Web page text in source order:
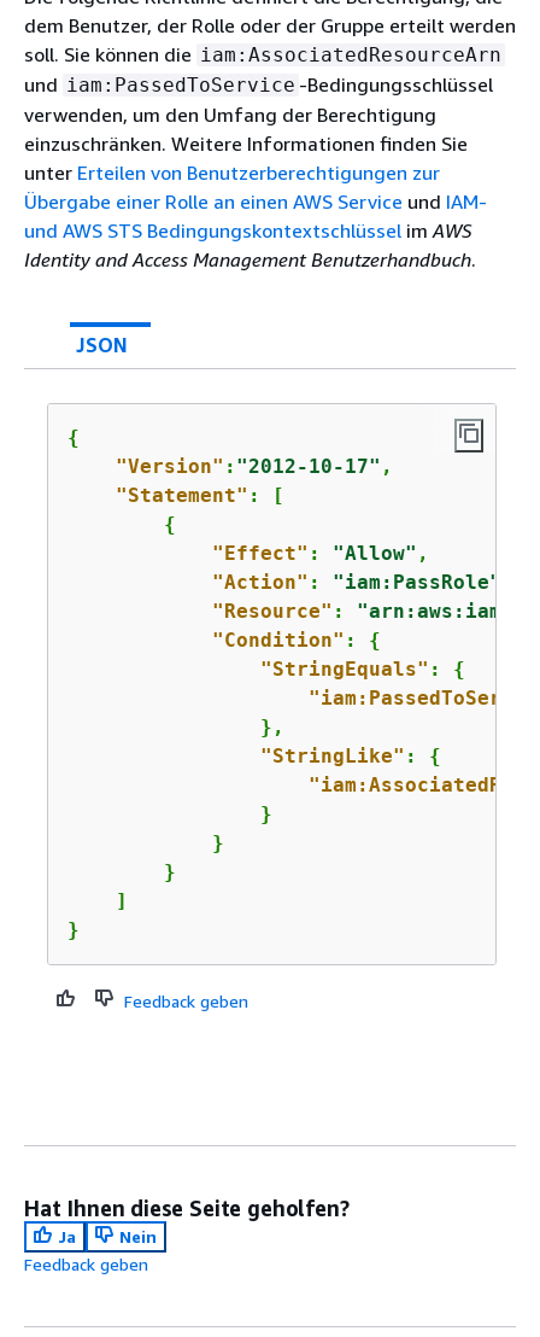
dem Benutzer, der Rolle oder der Gruppe erteilt werden
soll. Sie können die iam:AssociatedResourceArn
und iam:PassedToService -Bedingungsschlüssel
verwenden, um den Umfang der Berechtigung
einzuschränken. Weitere Informationen finden Sie
unter Erteilen von Benutzerberechtigungen zur
Übergabe einer Rolle an einen AWS Service und IAM-
und AWS STS Bedingungskontextschlüssel imAWS
Identity and Access Management Benutzerhandbuch.
JSON
{
"Version" : "2012-10-17" ,
"Statement" : [
{
"Effect" : "Allow" ,
"Action" : "iam:PassRole"
"Resource" : "arn:aws:iam::
"Condition" : {
"StringEquals" : {
                },
"StringLike" : {
                }
            }
        }
    ]
}
Feedback geben
Hat Ihnen diese Seite geholfen?
Ja
Nein
Feedback geben